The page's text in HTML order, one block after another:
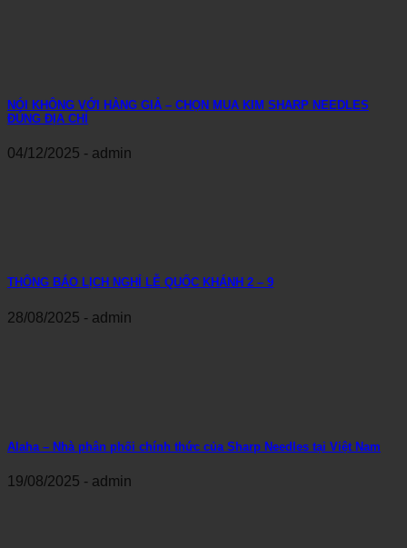
NÓI KHÔNG VỚI HÀNG GIẢ – CHỌN MUA KIM SHARP NEEDLES
ĐÚNG ĐỊA CHỈ
04/12/2025 - admin
THÔNG BÁO LỊCH NGHỈ LỄ QUỐC KHÁNH 2 – 9
28/08/2025 - admin
Alaha – Nhà phân phối chính thức của Sharp Needles tại Việt Nam
19/08/2025 - admin